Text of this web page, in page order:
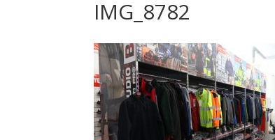
IMG_8782